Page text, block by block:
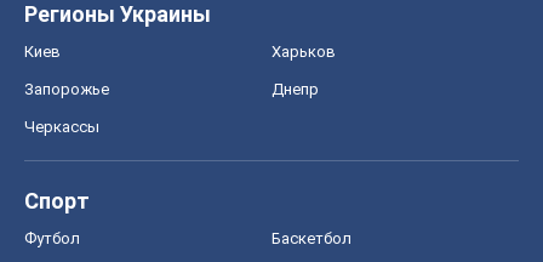
Регионы Украины
Киев Харьков
Запорожье Днепр
Черкассы
Спорт
Футбол Баскетбол